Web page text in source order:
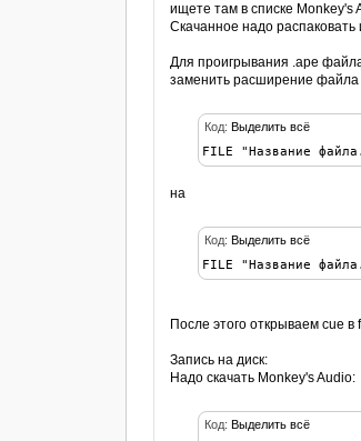
ищете там в списке Monkey's
Скачанное надо
Для проигрывания .ape
заменить расширение файла
Код:Выделить всё
FILE "Название
на
Код:Выделить всё
FILE "Название
После этого открываем cue
Запись на диск:
Надо скачать Monkey's Audio:
Код:Выделить всё